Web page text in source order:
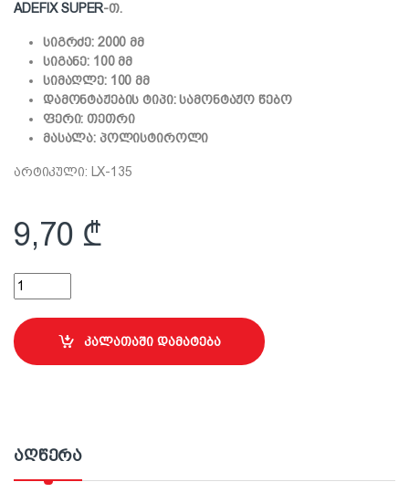
ADEFIX SUPER-თ.
სიგრძე: 2000 მმ
სიგანე: 100 მმ
სიმაღლე: 100 მმ
დამონტაჟების ტიპი: სამონტაჟო წებო
ფერი: თეთრი
მასალა: პოლისტიროლი
არტიკული: LX-135
9,70 ₾
პროფილი LX-135 (2 მეტრი) quantity
კალათაში დამატება
აღწერა